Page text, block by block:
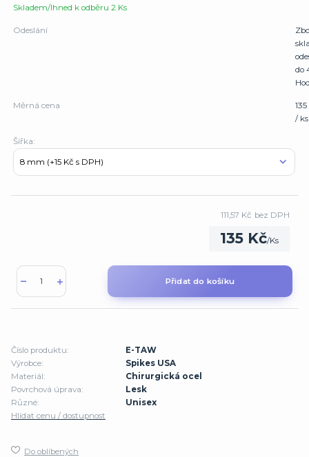
Skladem/Ihned k odběru 2 Ks
Odeslání
do
Měrná cena
/ ks
Šířka:
135 Kč/Ks
111,57 Kč bez DPH
Přidat do košíku
Číslo produktu:
E-TAW
Výrobce:
Spikes USA
Materiál:
Chirurgická ocel
Povrchová úprava:
Lesk
Různé:
Unisex
Hlídat cenu / dostupnost
Do oblíbených